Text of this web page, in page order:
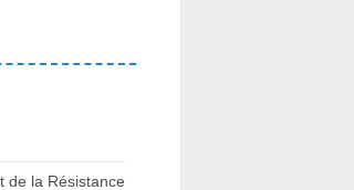
de la Résistance